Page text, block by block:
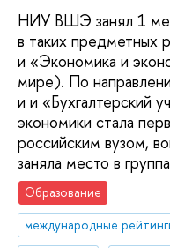
НИУ ВШЭ занял 1
в таких предметных
и «Экономика и
мире). По
и и «Бухгалтерский
экономики стала
российским вузом,
заняла место в
Образование
международные